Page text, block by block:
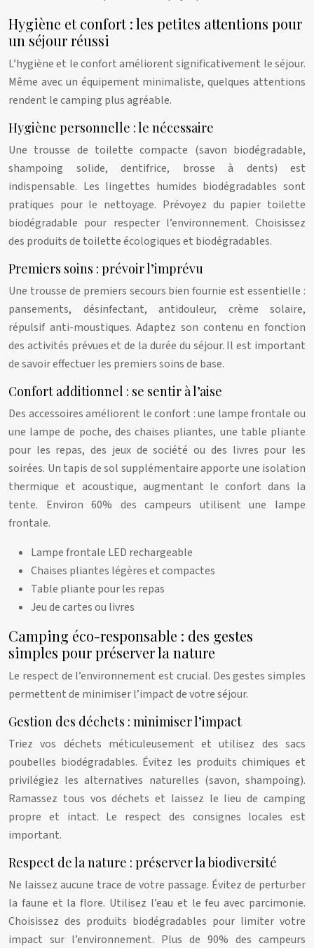
Hygiène et confort : les petites attentions pour
un séjour réussi
L’hygiène et le confort améliorent significativement le séjour.
Même avec un équipement minimaliste, quelques attentions
rendent le camping plus agréable.
Hygiène personnelle : le nécessaire
Une trousse de toilette compacte (savon biodégradable,
shampoing solide, dentifrice, brosse à dents) est
indispensable. Les lingettes humides biodégradables sont
pratiques pour le nettoyage. Prévoyez du papier toilette
biodégradable pour respecter l’environnement. Choisissez
des produits de toilette écologiques et biodégradables.
Premiers soins : prévoir l’imprévu
Une trousse de premiers secours bien fournie est essentielle :
pansements, désinfectant, antidouleur, crème solaire,
répulsif anti-moustiques. Adaptez son contenu en fonction
des activités prévues et de la durée du séjour. Il est important
de savoir effectuer les premiers soins de base.
Confort additionnel : se sentir à l’aise
Des accessoires améliorent le confort : une lampe frontale ou
une lampe de poche, des chaises pliantes, une table pliante
pour les repas, des jeux de société ou des livres pour les
soirées. Un tapis de sol supplémentaire apporte une isolation
thermique et acoustique, augmentant le confort dans la
tente. Environ 60% des campeurs utilisent une lampe
frontale.
Lampe frontale LED rechargeable
Chaises pliantes légères et compactes
Table pliante pour les repas
Jeu de cartes ou livres
Camping éco-responsable : des gestes
simples pour préserver la nature
Le respect de l’environnement est crucial. Des gestes simples
permettent de minimiser l’impact de votre séjour.
Gestion des déchets : minimiser l’impact
Triez vos déchets méticuleusement et utilisez des sacs
poubelles biodégradables. Évitez les produits chimiques et
privilégiez les alternatives naturelles (savon, shampoing).
Ramassez tous vos déchets et laissez le lieu de camping
propre et intact. Le respect des consignes locales est
important.
Respect de la nature : préserver la biodiversité
Ne laissez aucune trace de votre passage. Évitez de perturber
la faune et la flore. Utilisez l’eau et le feu avec parcimonie.
Choisissez des produits biodégradables pour limiter votre
impact sur l’environnement. Plus de 90% des campeurs